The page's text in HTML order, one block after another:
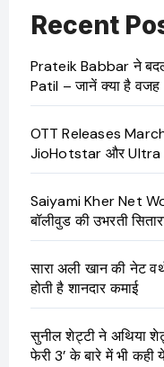
Recent
Prateik Babbar ने
Patil – जानें क्या है वजह
OTT Releases
JioHotstar और Ultra
Saiyami Kher Net
बॉलीवुड की उभरती
सारा अली खान की नेट
होती है शानदार कमाई
सुनील शेट्टी ने अथिया
फेरी 3’ के बारे में भी कही